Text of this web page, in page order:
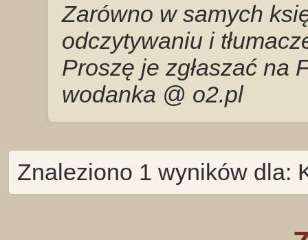
Zarówno w samych
odczytywaniu i
Proszę je zgłaszać na
wodanka @ o2.pl
Znaleziono 1 wyników dla: